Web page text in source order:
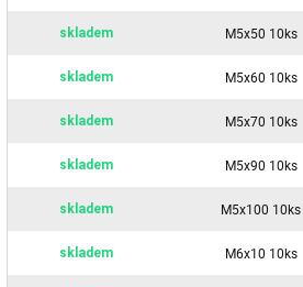
skladem M5x50 10ks
skladem M5x60 10ks
skladem M5x70 10ks
skladem M5x90 10ks
skladem M5x100 10ks
skladem M6x10 10ks